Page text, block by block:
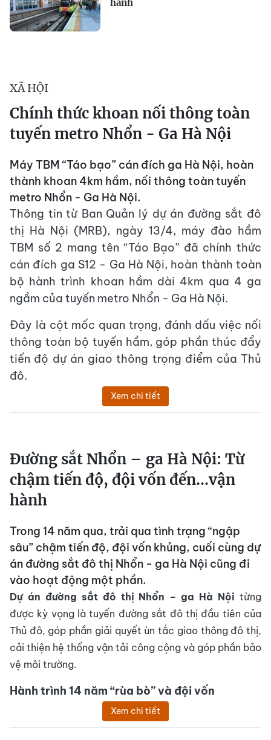
hành
XÃ HỘI
Chính thức khoan nối thông toàn
tuyến metro Nhổn - Ga Hà Nội
Máy TBM “Táo bạo” cán đích ga Hà Nội, hoàn
thành khoan 4km hầm, nối thông toàn tuyến
metro Nhổn - Ga Hà Nội.
Thông tin từ Ban Quản lý dự án đường sắt đô
thị Hà Nội (MRB), ngày 13/4, máy đào hầm
TBM số 2 mang tên “Táo Bạo” đã chính thức
cán đích ga S12 - Ga Hà Nội, hoàn thành toàn
bộ hành trình khoan hầm dài 4km qua 4 ga
ngầm của tuyến metro Nhổn - Ga Hà Nội.
Đây là cột mốc quan trọng, đánh dấu việc nối
thông toàn bộ tuyến hầm, góp phần thúc đẩy
tiến độ dự án giao thông trọng điểm của Thủ
đô.
Xem chi tiết
Đường sắt Nhổn – ga Hà Nội: Từ
chậm tiến độ, đội vốn đến…vận
hành
Trong 14 năm qua, trải qua tình trạng “ngập
sâu” chậm tiến độ, đội vốn khủng, cuối cùng dự
án đường sắt đô thị Nhổn - ga Hà Nội cũng đi
vào hoạt động một phần.
Dự án đường sắt đô thị Nhổn – ga Hà Nội từng
được kỳ vọng là tuyến đường sắt đô thị đầu tiên của
Thủ đô, góp phần giải quyết ùn tắc giao thông đô thị,
cải thiện hệ thống vận tải công cộng và góp phần bảo
vệ môi trường.
Hành trình 14 năm “rùa bò” và đội vốn
Xem chi tiết